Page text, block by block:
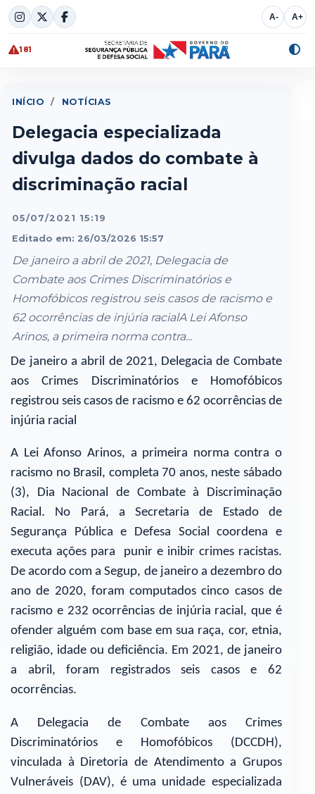
Skip
to
content
A- A+
181
INÍCIO / NOTÍCIAS
Delegacia especializada
divulga dados do combate à
discriminação racial
05/07/2021 15:19
Editado em: 26/03/2026 15:57
De janeiro a abril de 2021, Delegacia de
Combate aos Crimes Discriminatórios e
Homofóbicos registrou seis casos de racismo e
62 ocorrências de injúria racialA Lei Afonso
Arinos, a primeira norma contra...
De janeiro a abril de 2021, Delegacia de Combate
aos Crimes Discriminatórios e Homofóbicos
registrou seis casos de racismo e 62 ocorrências de
injúria racial
A Lei Afonso Arinos, a primeira norma contra o
racismo no Brasil, completa 70 anos, neste sábado
(3), Dia Nacional de Combate à Discriminação
Racial. No Pará, a Secretaria de Estado de
Segurança Pública e Defesa Social coordena e
executa ações para punir e inibir crimes racistas.
De acordo com a Segup, de janeiro a dezembro do
ano de 2020, foram computados cinco casos de
racismo e 232 ocorrências de injúria racial, que é
ofender alguém com base em sua raça, cor, etnia,
religião, idade ou deficiência. Em 2021, de janeiro
a abril, foram registrados seis casos e 62
ocorrências.
A Delegacia de Combate aos Crimes
Discriminatórios e Homofóbicos (DCCDH),
vinculada à Diretoria de Atendimento a Grupos
Vulneráveis (DAV), é uma unidade especializada